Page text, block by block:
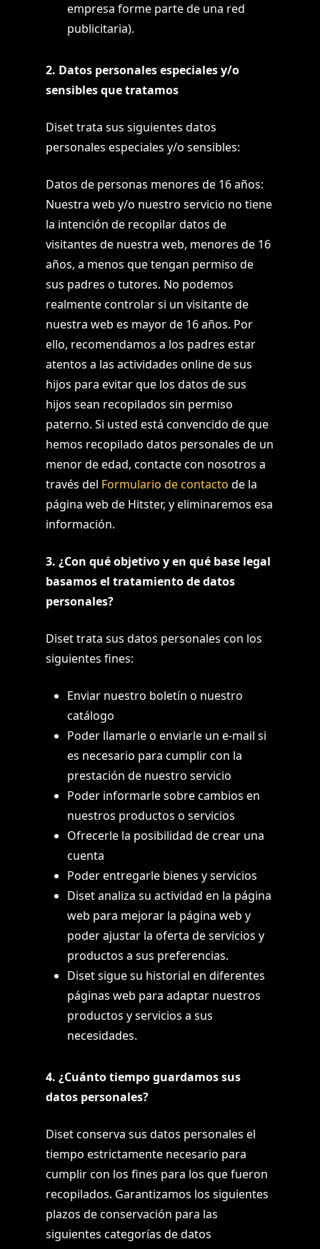
empresa forme parte de una red
publicitaria).
2. Datos personales especiales y/o
sensibles que tratamos
Diset trata sus siguientes datos
personales especiales y/o sensibles:
Datos de personas menores de 16 años:
Nuestra web y/o nuestro servicio no tiene
la intención de recopilar datos de
visitantes de nuestra web, menores de 16
años, a menos que tengan permiso de
sus padres o tutores. No podemos
realmente controlar si un visitante de
nuestra web es mayor de 16 años. Por
ello, recomendamos a los padres estar
atentos a las actividades online de sus
hijos para evitar que los datos de sus
hijos sean recopilados sin permiso
paterno. Si usted está convencido de que
hemos recopilado datos personales de un
menor de edad, contacte con nosotros a
través del Formulario de contacto de la
página web de Hitster, y eliminaremos esa
información.
3. ¿Con qué objetivo y en qué base legal
basamos el tratamiento de datos
personales?
Diset trata sus datos personales con los
siguientes fines:
Enviar nuestro boletín o nuestro
catálogo
Poder llamarle o enviarle un e-mail si
es necesario para cumplir con la
prestación de nuestro servicio
Poder informarle sobre cambios en
nuestros productos o servicios
Ofrecerle la posibilidad de crear una
cuenta
Poder entregarle bienes y servicios
Diset analiza su actividad en la página
web para mejorar la página web y
poder ajustar la oferta de servicios y
productos a sus preferencias.
Diset sigue su historial en diferentes
páginas web para adaptar nuestros
productos y servicios a sus
necesidades.
4. ¿Cuánto tiempo guardamos sus
datos personales?
Diset conserva sus datos personales el
tiempo estrictamente necesario para
cumplir con los fines para los que fueron
recopilados. Garantizamos los siguientes
plazos de conservación para las
siguientes categorías de datos